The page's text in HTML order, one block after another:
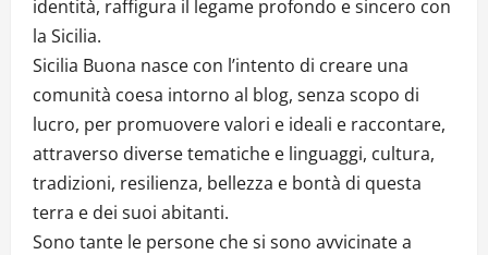
identità, raffigura il legame profondo e sincero con
la Sicilia.
Sicilia Buona nasce con l’intento di creare una
comunità coesa intorno al blog, senza scopo di
lucro, per promuovere valori e ideali e raccontare,
attraverso diverse tematiche e linguaggi, cultura,
tradizioni, resilienza, bellezza e bontà di questa
terra e dei suoi abitanti.
Sono tante le persone che si sono avvicinate a